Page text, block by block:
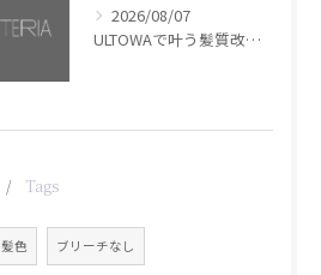
2026/08/07
ULTOWAで叶う髪質改善美髪カラー【銀座・美容室WISTERIA】
Tags
髪色 ブリーチなし